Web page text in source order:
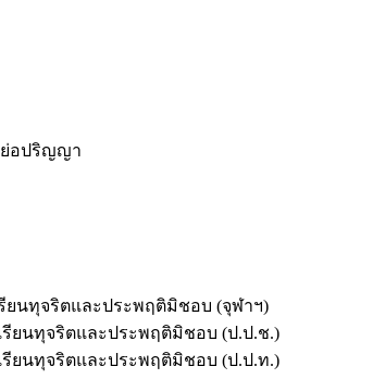
อปริญญา
รียนทุจริตและประพฤติมิชอบ (จุฬาฯ)
รียนทุจริตและประพฤติมิชอบ (ป.ป.ช.)
รียนทุจริตและประพฤติมิชอบ (ป.ป.ท.)